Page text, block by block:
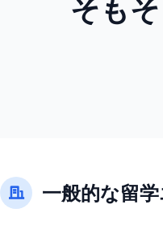
そも
一般的な留